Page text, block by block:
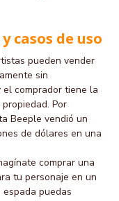
casos de uso
pueden vender
sin
el comprador tiene la
Por
Beeple vendió un
de dólares en una
comprar una
tu personaje en un
puedas